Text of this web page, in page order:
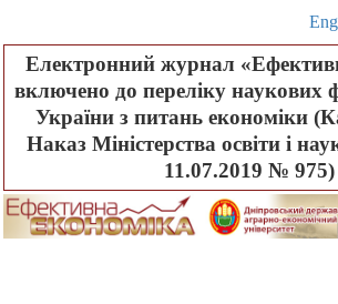
Електронний журнал
включено до переліку наукових
України з питань економіки
Наказ Міністерства освіти і
11.07.2019 № 975)